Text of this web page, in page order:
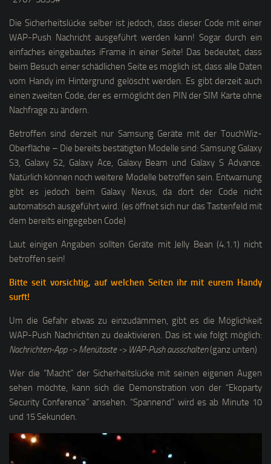
Die Sicherheitslücke selber ist jedoch, dass dieser Code mit einer
WAP-Push Nachricht ausgeführt werden kann! Sogar durch ein
einfaches eingebautes iFrame in einer Seite! Das bedeutet, dass
beim Besuch einer schädlichen Seite es möglich ist, dass alle Daten
vom Handy im Hintergrund gelöscht werden. Es gibt derzeit auch
einen zweiten Code, der es ermöglicht den PIN der SIM Karte ohne
Nachfrage zu ändern.
Betroffen sind derzeit nur Samsung Geräte mit der TouchWiz-
Oberfläche – Die bereits bestätigten Modelle sind: Samsung Galaxy
S3, Galaxy S2, Galaxy Ace, Galaxy Beam und Galaxy S Advance.
Natürlich können noch weitere Modelle betroffen sein. Entwarnung
gibt es jedoch beim Galaxy Nexus, da dort der Code nicht
automatisch ausgeführt wird. (es öffnet sich nur das Tastenfeld mit
dem bereits eingegeben Code)
Laut einigen Angaben sollten Geräte mit Jelly Bean (4.1.1) nicht
betroffen sein!
Bitte seit vorsichtig, auf welchen Seiten ihr mit eurem Handy
surft!
Um die Gefahr etwas zu einzudämmen, gibt es die Möglichkeit
WAP-Push Nachrichten zu deaktivieren. Das ist wie folgt möglich:
Nachrichten-App -> Menütaste -> WAP-Push ausschalten(ganz unten)
Wer die “Macht” der Sicherheitslücke mit seinen eigenen Augen
sehen möchte, kann sich die Demonstration von der “Ekoparty
Security Conference” ansehen. “Spannend” wird es ab Minute 10
und 15 Sekunden.